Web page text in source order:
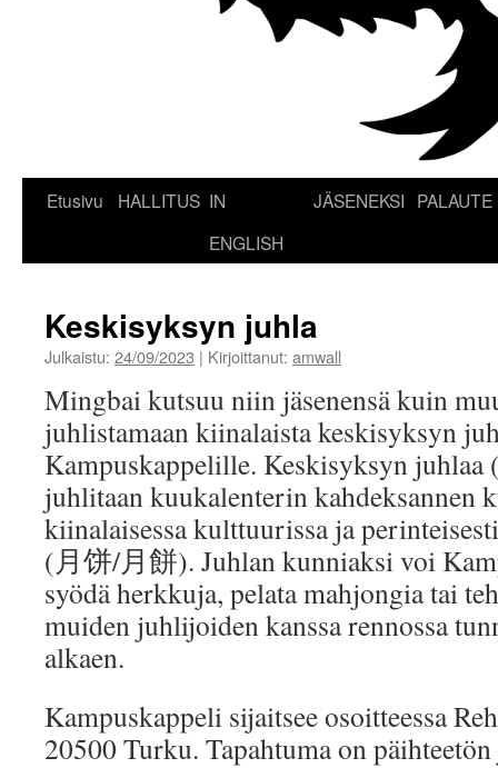
Etusivu HALLITUS IN
ENGLISH
JÄSENEKSI PALAUTE
Keskisyksyn juhla
Julkaistu: 24/09/2023 | Kirjoittanut: amwall
Mingbai kutsuu niin jäsenensä kuin
juhlistamaan kiinalaista keskisyksyn
Kampuskappelille. Keskisyksyn
juhlitaan kuukalenterin kahdeksannen
kiinalaisessa kulttuurissa ja
(月饼/月餅). Juhlan kunniaksi voi
syödä herkkuja, pelata mahjongia tai
muiden juhlijoiden kanssa rennossa
alkaen.
Kampuskappeli sijaitsee osoitteessa
20500 Turku. Tapahtuma on